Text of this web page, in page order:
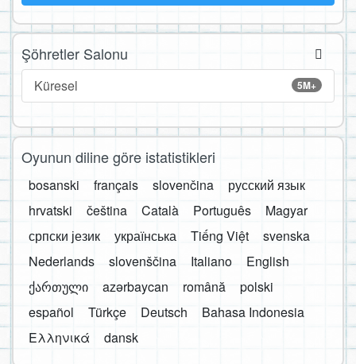
Şöhretler Salonu
5M+
Küresel
Oyunun diline göre istatistikleri
bosanski français slovenčina
русский язык
hrvatski
čeština Català Português
Magyar
српски језик
українська Tiếng Việt
svenska
Nederlands
slovenščina Italiano
English
ქართული
azərbaycan română
polski
español
Türkçe Deutsch
Bahasa Indonesia
Ελληνικά
dansk